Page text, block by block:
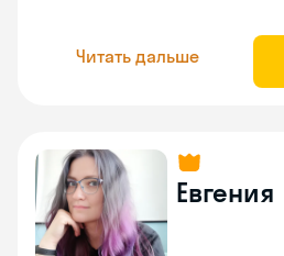
Читать дальше
Евгения